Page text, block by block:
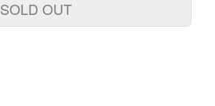
SOLD OUT